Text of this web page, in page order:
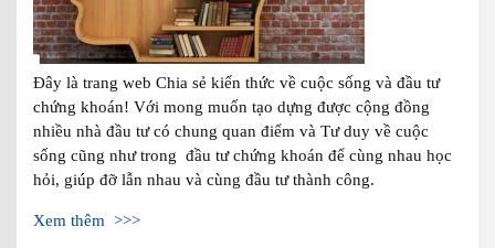
Đây là trang web Chia sẻ kiến thức về cuộc sống và đầu tư
chứng khoán! Với mong muốn tạo dựng được cộng đồng
nhiều nhà đầu tư có chung quan điểm và Tư duy về cuộc
sống cũng như trong đầu tư chứng khoán để cùng nhau học
hỏi, giúp đỡ lẫn nhau và cùng đầu tư thành công.
Xem thêm >>>